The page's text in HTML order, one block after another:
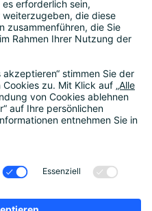
Förderung